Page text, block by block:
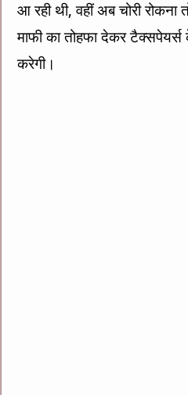
आ रही थी, वहीं अब चोरी रोकना
माफी का तोहफा देकर
करेगी।